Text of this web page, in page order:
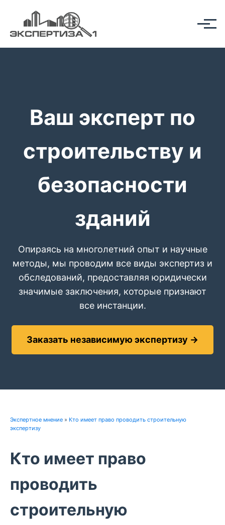
Ваш эксперт по
строительству и
безопасности
зданий
Опираясь на многолетний опыт и научные
методы, мы проводим все виды экспертиз и
обследований, предоставляя юридически
значимые заключения, которые признают
все инстанции.
Заказать независимую экспертизу →
Экспертное мнение » Кто имеет право проводить строительную
экспертизу
Кто имеет право
проводить
строительную